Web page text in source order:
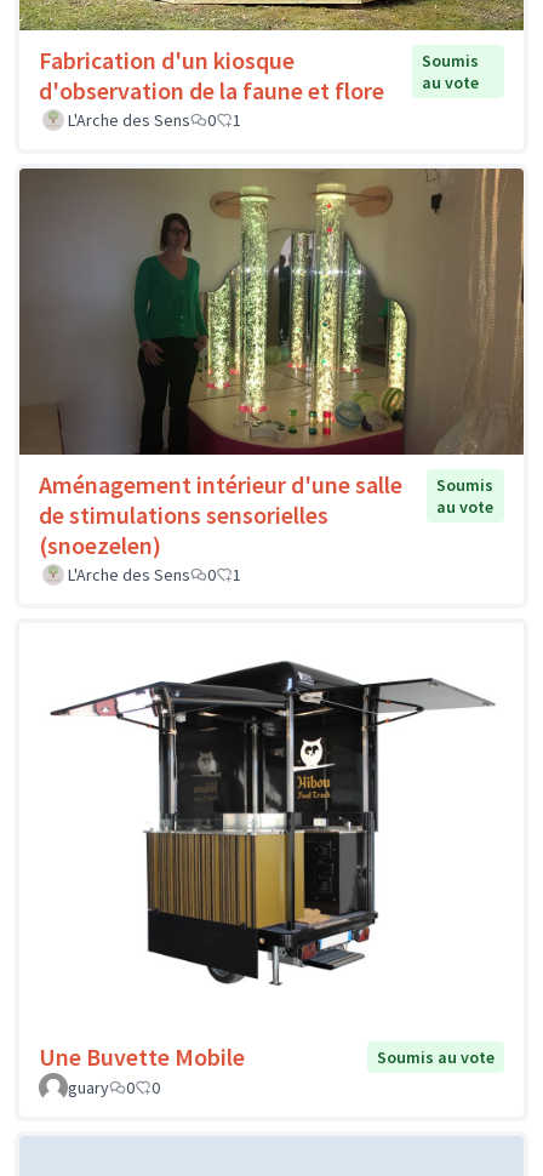
Fabrication d'un kiosque
d'observation de la faune et flore
Soumis
au vote
L'Arche des Sens
0 1
Aménagement intérieur d'une salle
de stimulations sensorielles
(snoezelen)
Soumis
au vote
L'Arche des Sens 0 1
Une Buvette Mobile
Soumis au vote
guary
0 0